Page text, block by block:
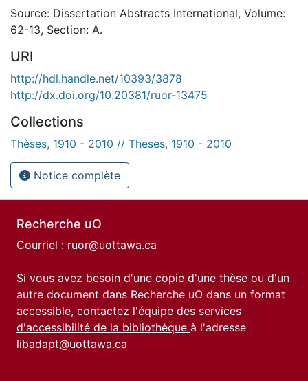
Source: Dissertation Abstracts International, Volume:
62-13, Section: A.
URI
http://hdl.handle.net/10393/3878
http://dx.doi.org/10.20381/ruor-13475
Collections
Thèses, 1910 - 2010 // Theses, 1910 - 2010
Notice complète
Recherche uO
Courriel : ruor@uottawa.ca
Si vous avez besoin d'une copie d'une thèse ou d'un
autre document dans Recherche uO dans un format
accessible, contactez l'équipe des services
d'accessibilité de la bibliothèque à l'adresse
libadapt@uottawa.ca